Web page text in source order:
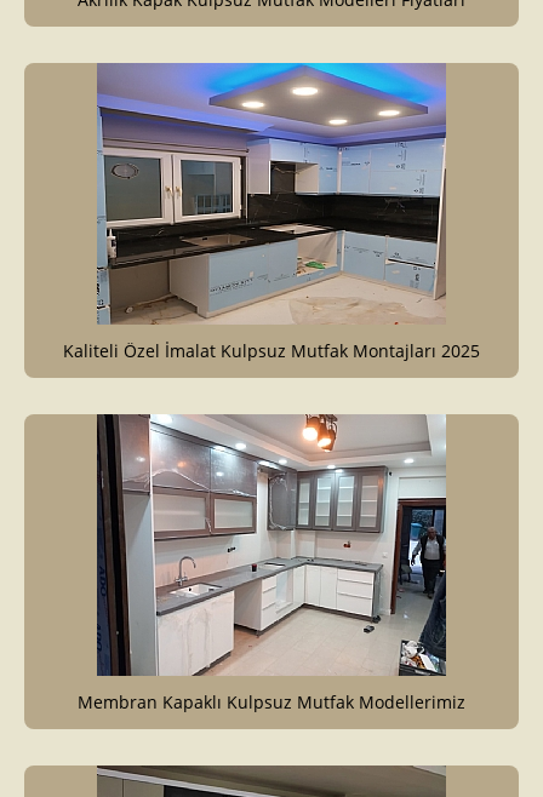
Kaliteli Özel İmalat Kulpsuz Mutfak Montajları 2025
Membran Kapaklı Kulpsuz Mutfak Modellerimiz